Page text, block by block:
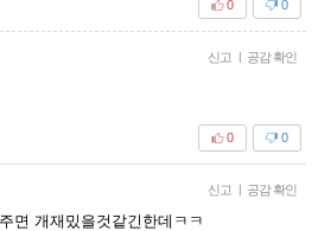
0
0
신고 | 공감 확인
0
0
신고 | 공감 확인
면 개재밌을것같긴한데ㅋㅋ